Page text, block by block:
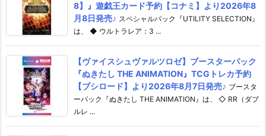
8】』遊戯王カード予約【コナミ】より2026年8
月8日発売♪ スペシャルパック『UTILITY SELECTION』
は、 ◆ ウルトラレア：3 ...
【ヴァイスシュヴァルツロゼ】ブースターパック
『ぬきたし THE ANIMATION』TCGトレカ予約
【ブシロード】より2026年8月7日発売♪ ブースタ
ーパック『ぬきたし THE ANIMATION』は、 ◇ RR（ダブ
ルレ ...